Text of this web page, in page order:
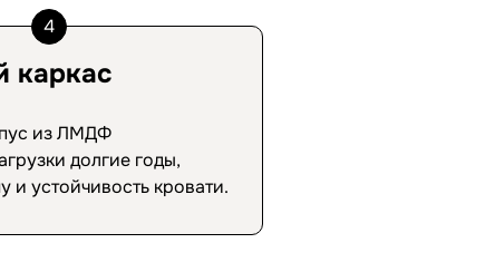
4
каркас
из ЛМДФ
долгие годы,
и устойчивость кровати.